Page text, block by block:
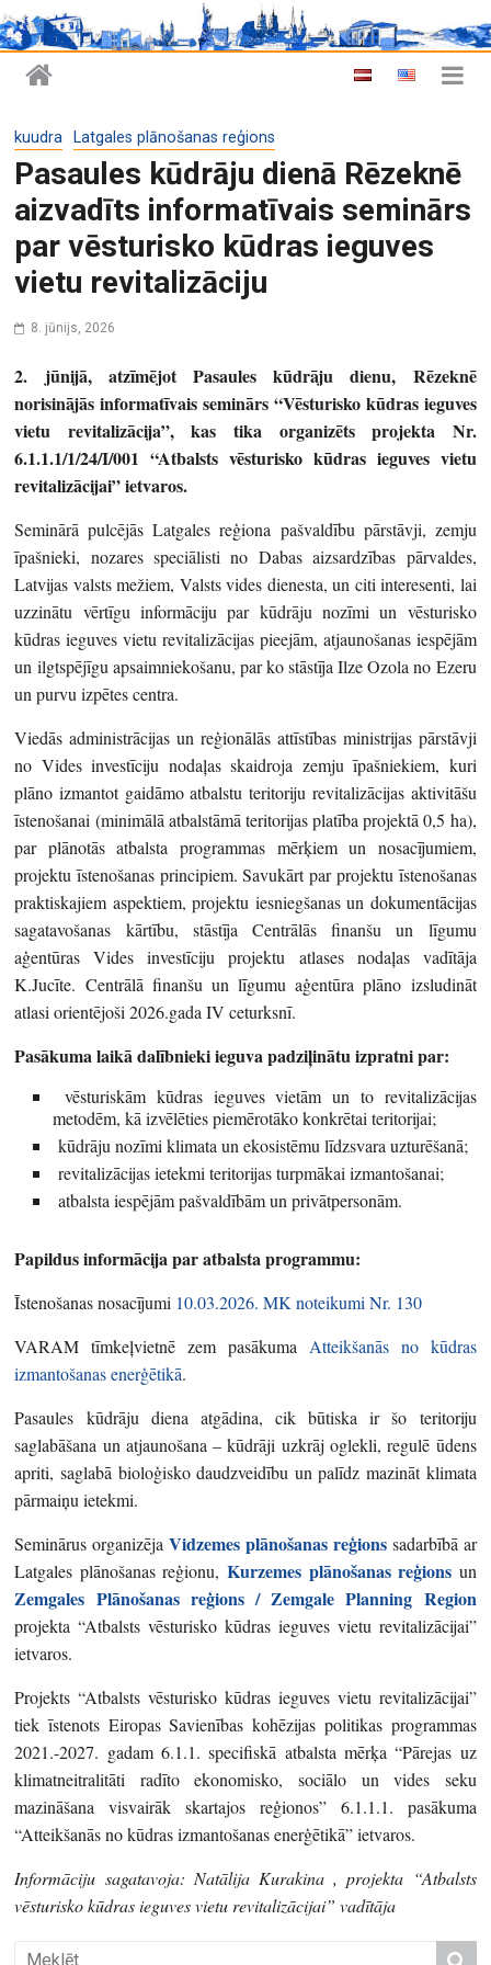
kuudra Latgales plānošanas reģions
Pasaules kūdrāju dienā Rēzeknē
aizvadīts informatīvais seminārs
par vēsturisko kūdras ieguves
vietu revitalizāciju
8. jūnijs, 2026
2. jūnijā, atzīmējot Pasaules kūdrāju dienu, Rēzeknē
norisinājās informatīvais seminārs “Vēsturisko kūdras ieguves
vietu revitalizācija”, kas tika organizēts projekta Nr.
6.1.1.1/1/24/I/001 “Atbalsts vēsturisko kūdras ieguves vietu
revitalizācijai” ietvaros.
Seminārā pulcējās Latgales reģiona pašvaldību pārstāvji, zemju
īpašnieki, nozares speciālisti no Dabas aizsardzības pārvaldes,
Latvijas valsts mežiem, Valsts vides dienesta, un citi interesenti, lai
uzzinātu vērtīgu informāciju par kūdrāju nozīmi un vēsturisko
kūdras ieguves vietu revitalizācijas pieejām, atjaunošanas iespējām
un ilgtspējīgu apsaimniekošanu, par ko stāstīja Ilze Ozola no Ezeru
un purvu izpētes centra.
Viedās administrācijas un reģionālās attīstības ministrijas pārstāvji
no Vides investīciju nodaļas skaidroja zemju īpašniekiem, kuri
plāno izmantot gaidāmo atbalstu teritoriju revitalizācijas aktivitāšu
īstenošanai (minimālā atbalstāmā teritorijas platība projektā 0,5 ha),
par plānotās atbalsta programmas mērķiem un nosacījumiem,
projektu īstenošanas principiem. Savukārt par projektu īstenošanas
praktiskajiem aspektiem, projektu iesniegšanas un dokumentācijas
sagatavošanas kārtību, stāstīja Centrālās finanšu un līgumu
aģentūras Vides investīciju projektu atlases nodaļas vadītāja
K.Jucīte. Centrālā finanšu un līgumu aģentūra plāno izsludināt
atlasi orientējoši 2026.gada IV ceturksnī.
Pasākuma laikā dalībnieki ieguva padziļinātu izpratni par:
vēsturiskām kūdras ieguves vietām un to revitalizācijas
metodēm, kā izvēlēties piemērotāko konkrētai teritorijai;
kūdrāju nozīmi klimata un ekosistēmu līdzsvara uzturēšanā;
revitalizācijas ietekmi teritorijas turpmākai izmantošanai;
atbalsta iespējām pašvaldībām un privātpersonām.
Papildus informācija par atbalsta programmu:
Īstenošanas nosacījumi 10.03.2026. MK noteikumi Nr. 130
VARAM tīmkeļvietnē zem pasākuma Atteikšanās no kūdras
izmantošanas enerģētikā.
Pasaules kūdrāju diena atgādina, cik būtiska ir šo teritoriju
saglabāšana un atjaunošana – kūdrāji uzkrāj oglekli, regulē ūdens
apriti, saglabā bioloģisko daudzveidību un palīdz mazināt klimata
pārmaiņu ietekmi.
Seminārus organizējaVidzemes plānošanas reģionssadarbībā ar
Latgales plānošanas reģionu, Kurzemes plānošanas reģions un
Zemgales Plānošanas reģions / Zemgale Planning Region
projekta “Atbalsts vēsturisko kūdras ieguves vietu revitalizācijai”
ietvaros.
Projekts “Atbalsts vēsturisko kūdras ieguves vietu revitalizācijai”
tiek īstenots Eiropas Savienības kohēzijas politikas programmas
2021.-2027. gadam 6.1.1. specifiskā atbalsta mērķa “Pārejas uz
klimatneitralitāti radīto ekonomisko, sociālo un vides seku
mazināšana visvairāk skartajos reģionos” 6.1.1.1. pasākuma
“Atteikšanās no kūdras izmantošanas enerģētikā” ietvaros.
Informāciju sagatavoja: Natālija Kurakina , projekta “Atbalsts
vēsturisko kūdras ieguves vietu revitalizācijai” vadītāja